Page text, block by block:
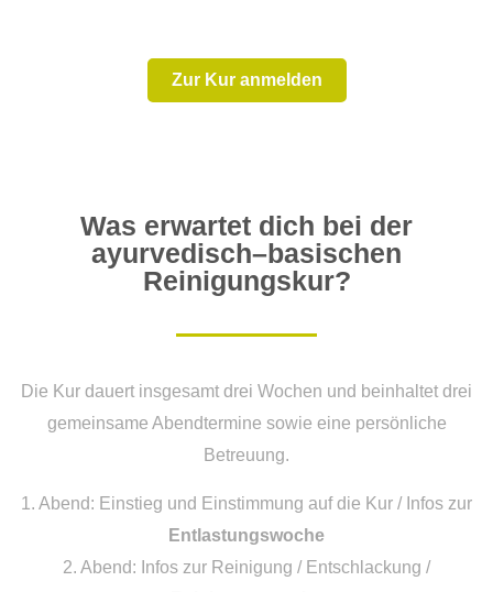
Zur Kur anmelden
Was erwartet dich bei der
ayurvedisch–basischen
Reinigungskur?
Die Kur dauert insgesamt drei Wochen und beinhaltet drei
gemeinsame Abendtermine sowie eine persönliche
Betreuung.
1. Abend: Einstieg und Einstimmung auf die Kur / Infos zur
Entlastungswoche
2. Abend: Infos zur Reinigung / Entschlackung /